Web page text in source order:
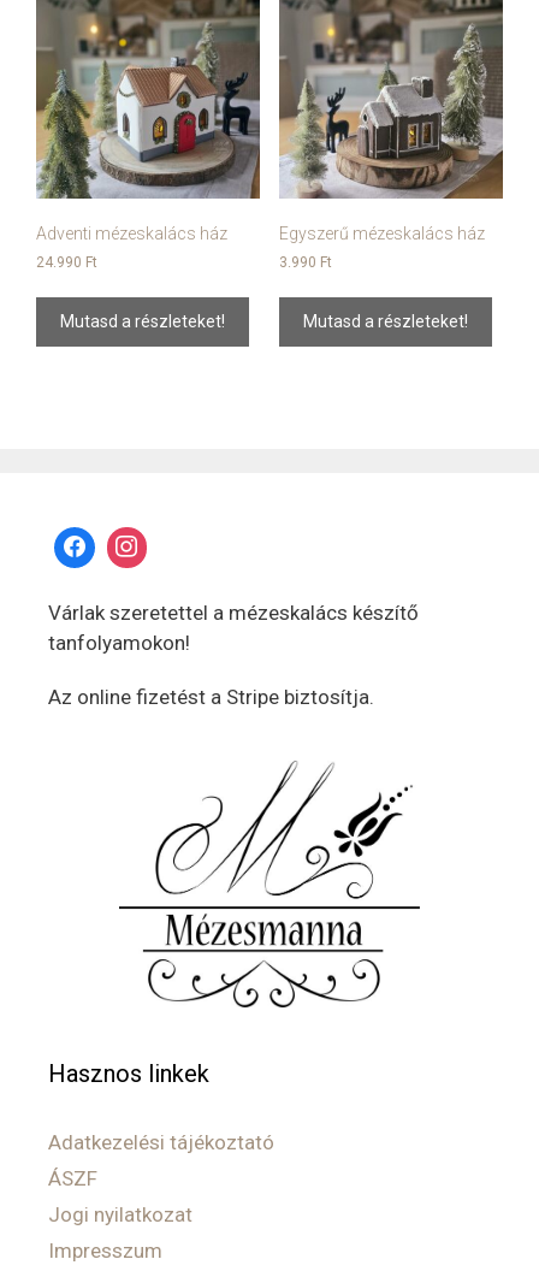
Adventi mézeskalács ház
24.990 Ft
Mutasd a részleteket!
Egyszerű mézeskalács ház
3.990 Ft
Mutasd a részleteket!
Várlak szeretettel a mézeskalács készítő
tanfolyamokon!
Az online fizetést a Stripe biztosítja.
Hasznos linkek
Adatkezelési tájékoztató
ÁSZF
Jogi nyilatkozat
Impresszum